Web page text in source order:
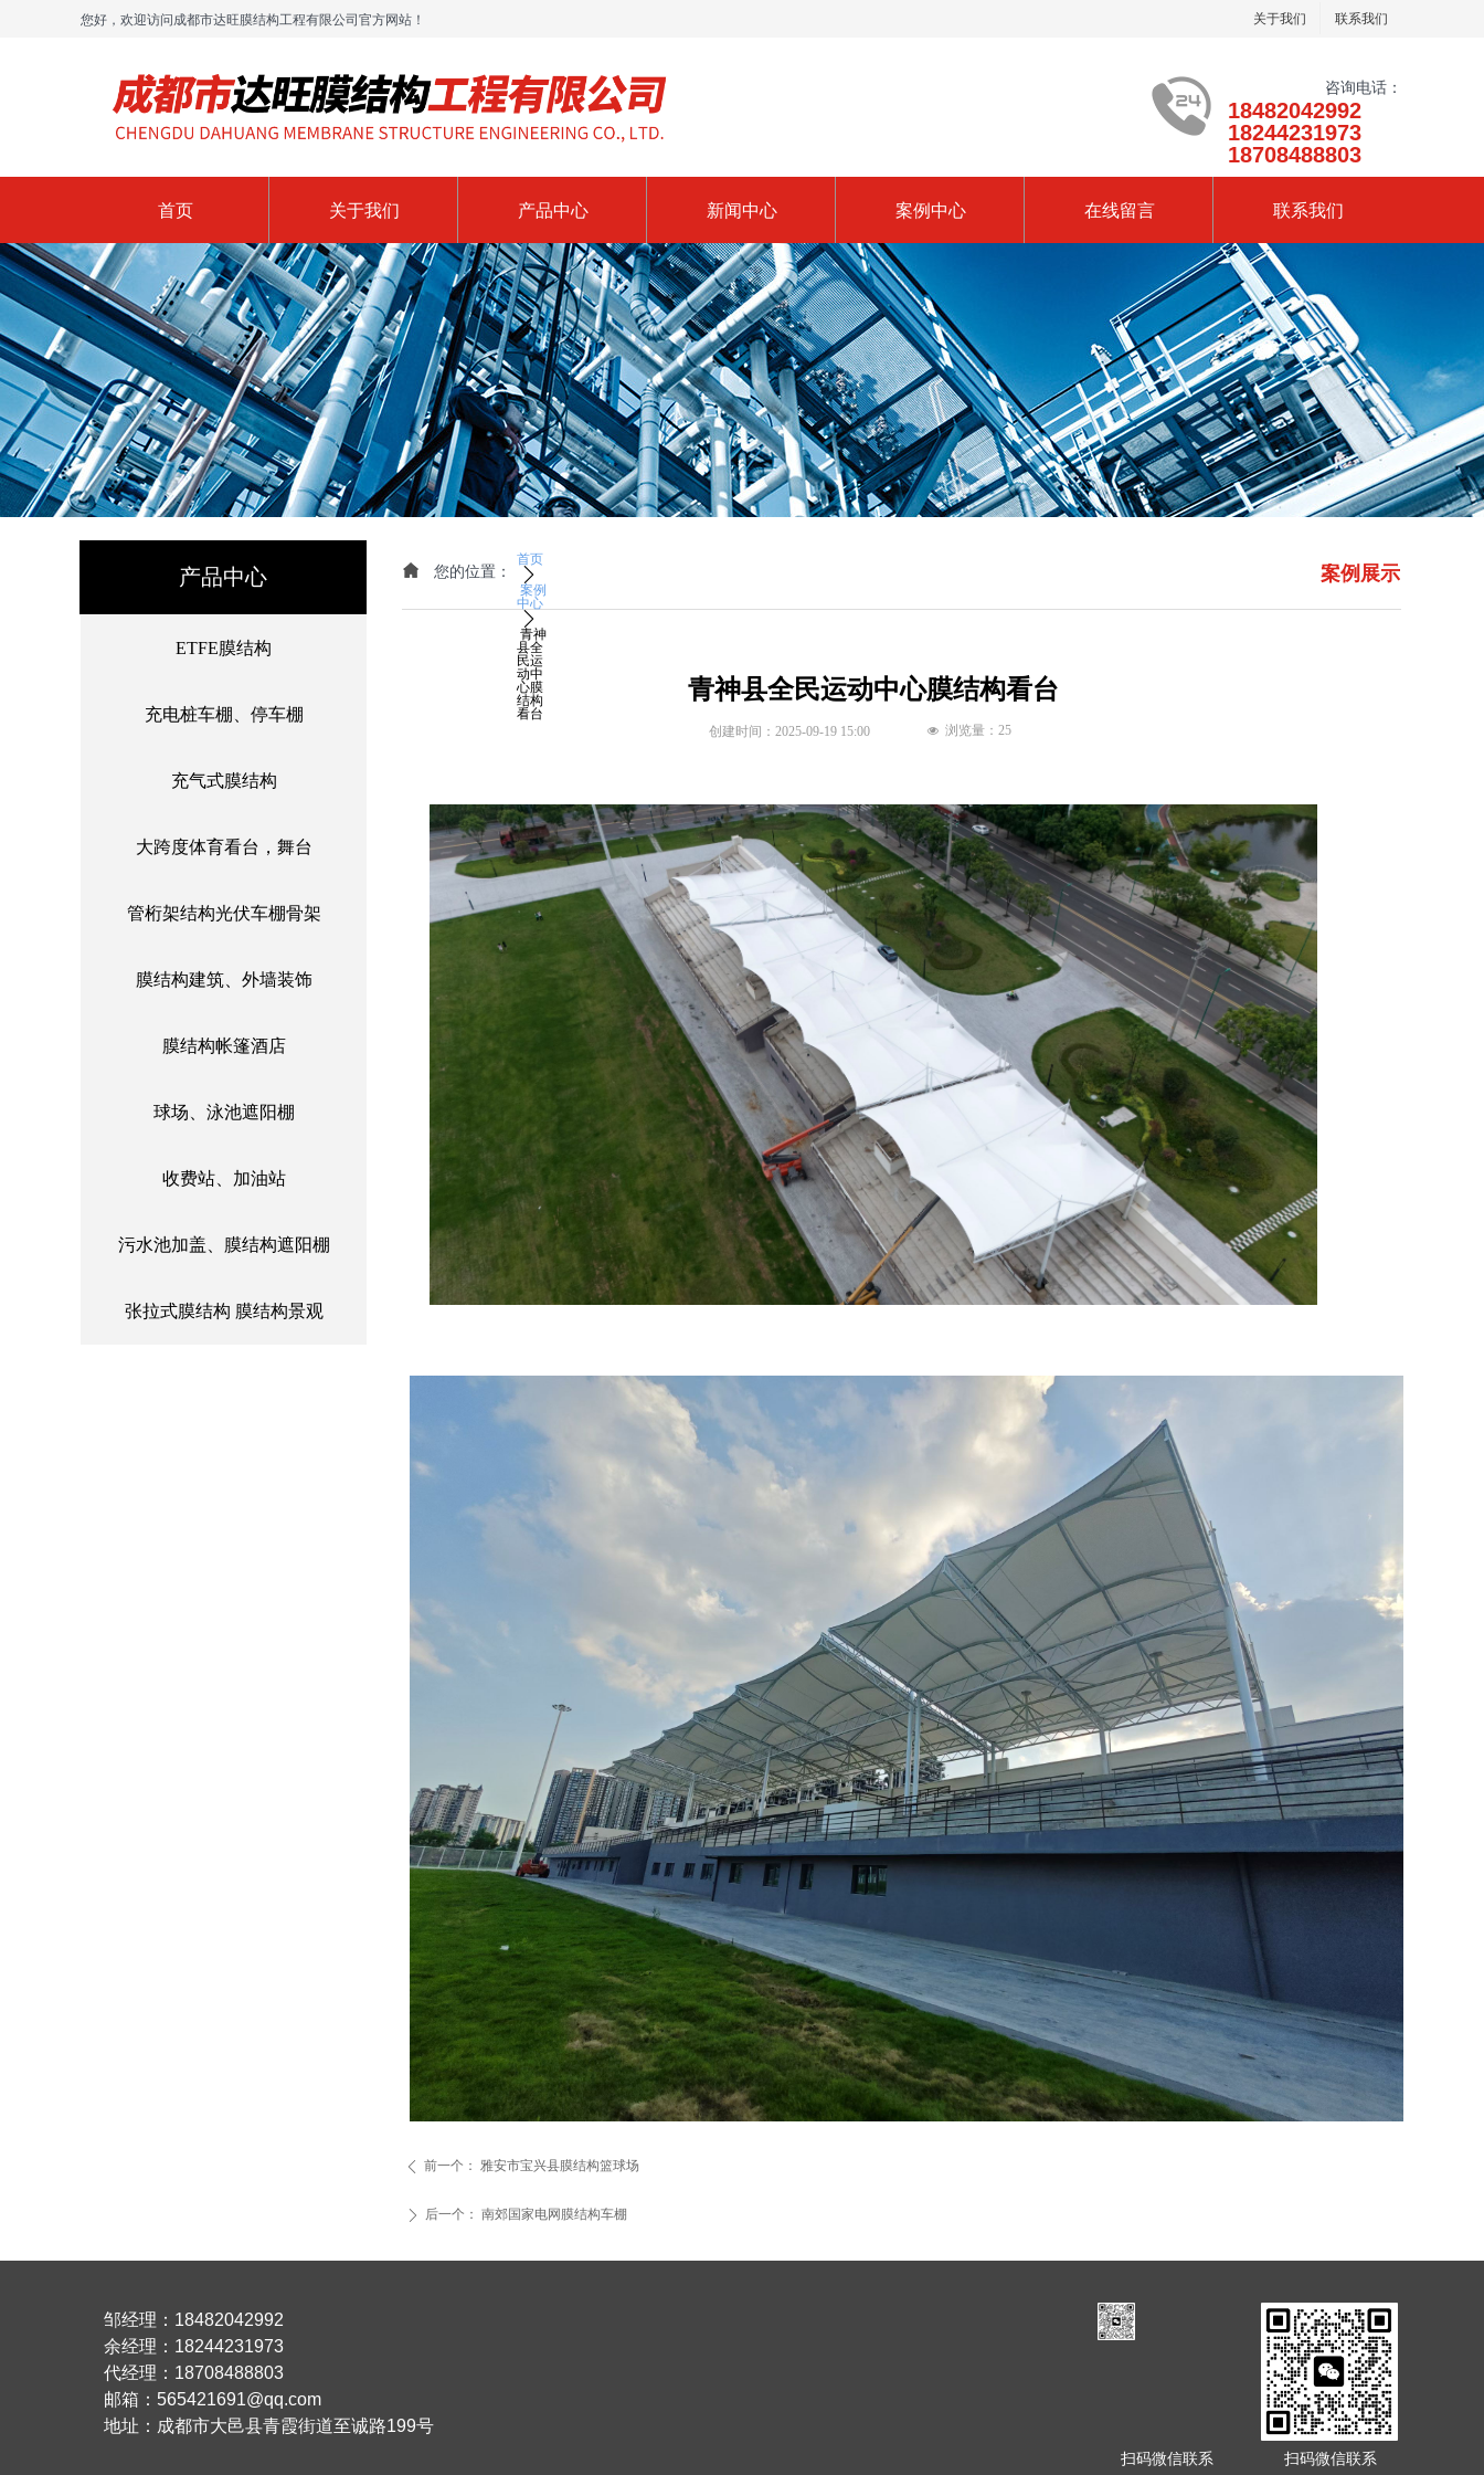
您好，欢迎访问成都市达旺膜结构工程有限公司官方网站！ 关于我们 联系我们
首页 关于我们 产品中心 新闻中心 案例中心 在线留言 联系我们
咨询电话：
18482042992
18244231973
18708488803
您的位置： 案例展示
首页
ꄲ
案例
中心
ꄲ
青神
县全
民运
动中
心膜
结构
看台
青神县全民运动中心膜结构看台
ꄴ 前一个： 雅安市宝兴县膜结构篮球场
ꄲ 后一个： 南郊国家电网膜结构车棚
创建时间： 2025-09-19 15:00 넶 浏览量： 25
产品中心
ETFE膜结构
充电桩车棚、停车棚
充气式膜结构
大跨度体育看台，舞台
管桁架结构光伏车棚骨架
膜结构建筑、外墙装饰
膜结构帐篷酒店
球场、泳池遮阳棚
收费站、加油站
污水池加盖、膜结构遮阳棚
张拉式膜结构 膜结构景观
扫码微信联系 扫码微信联系
邹经理：18482042992
余经理：18244231973
代经理：18708488803
邮箱：565421691@qq.com
地址：成都市大邑县青霞街道至诚路199号